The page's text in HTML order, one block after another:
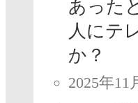
あった
人にテ
か？
2025年11